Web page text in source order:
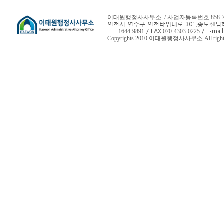
이태원행정사사무소 / 사업자등록번호 858-
인천시 연수구 인천타워대로 301,송도센텀
TEL 1644-9891 / FAX 070-4303-0225 / E-
Copyrights 2010 이태원행정사사무소 All